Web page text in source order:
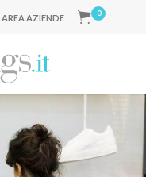
AREA AZIENDE 0